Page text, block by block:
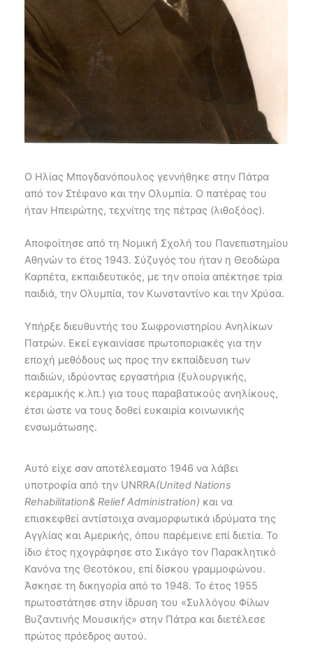
Ο Ηλίας Μπογδανόπουλος γεννήθηκε στην Πάτρα
από τον Στέφανο και την Ολυμπία. Ο πατέρας του
ήταν Ηπειρώτης, τεχνίτης της πέτρας (λιθοξόος).
Aποφοίτησε από τη Νομική Σχολή του Πανεπιστημίου
Αθηνών το έτος 1943. Σύζυγός του ήταν η Θεοδώρα
Καρπέτα, εκπαιδευτικός, με την οποία απέκτησε τρία
παιδιά, την Ολυμπία, τον Κωνσταντίνο και την Χρύσα.
Υπήρξε διευθυντής του Σωφρονιστηρίου Ανηλίκων
Πατρών. Εκεί εγκαινίασε πρωτοποριακές για την
εποχή μεθόδους ως προς την εκπαίδευση των
παιδιών, ιδρύοντας εργαστήρια (ξυλουργικής,
κεραμικής κ.λπ.) για τους παραβατικούς ανηλίκους,
έτσι ώστε να τους δοθεί ευκαιρία κοινωνικής
ενσωμάτωσης.
Αυτό είχε σαν αποτέλεσματο 1946 να λάβει
υποτροφία από την UNRRA(United Nations
Rehabilitation& Relief Administration) και να
επισκεφθεί αντίστοιχα αναμορφωτικά ιδρύματα της
Αγγλίας και Αμερικής, όπου παρέμεινε επί διετία. Το
ίδιο έτος ηχογράφησε στο Σικάγο τον Παρακλητικό
Κανόνα της Θεοτόκου, επί δίσκου γραμμοφώνου.
Άσκησε τη δικηγορία από το 1948. Το έτος 1955
πρωτοστάτησε στην ίδρυση του «Συλλόγου Φίλων
Βυζαντινής Μουσικής» στην Πάτρα και διετέλεσε
πρώτος πρόεδρος αυτού.